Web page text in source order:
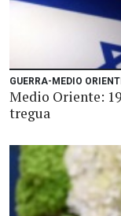
GUERRA-MEDIO
Medio Oriente:
tregua